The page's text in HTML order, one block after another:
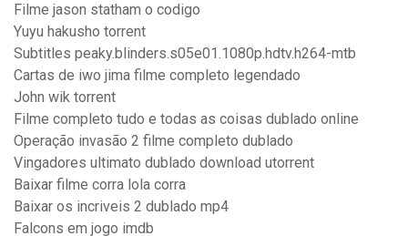
Filme jason statham o codigo
Yuyu hakusho torrent
Subtitles peaky.blinders.s05e01.1080p.hdtv.h264-mtb
Cartas de iwo jima filme completo legendado
John wik torrent
Filme completo tudo e todas as coisas dublado online
Operação invasão 2 filme completo dublado
Vingadores ultimato dublado download utorrent
Baixar filme corra lola corra
Baixar os incriveis 2 dublado mp4
Falcons em jogo imdb